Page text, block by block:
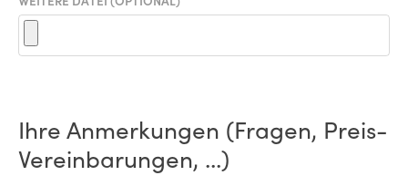
Ihre Anmerkungen (Fragen, Preis-
Vereinbarungen, ...)